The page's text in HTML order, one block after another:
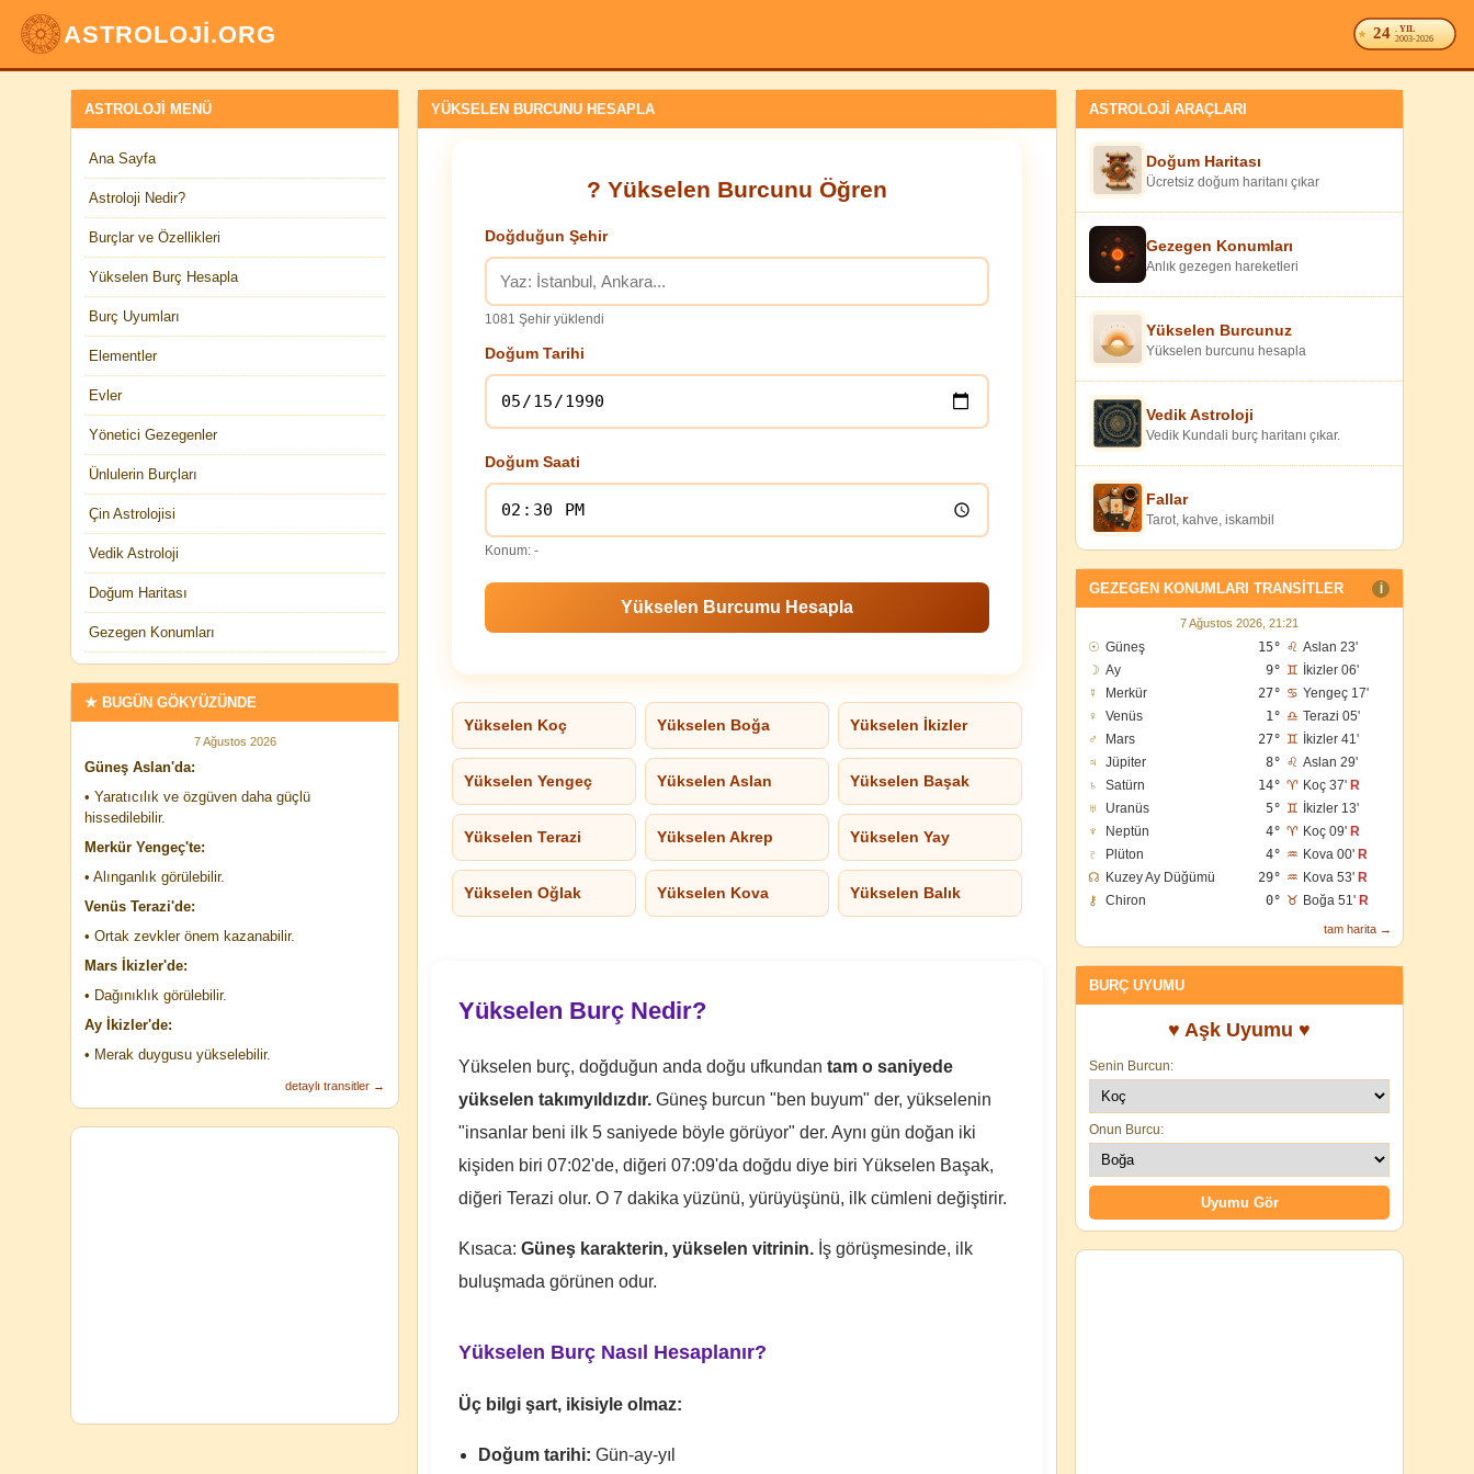
ASTROLOJİ.ORG 24 . YIL
2003-2026
ASTROLOJI MENÜ
Ana Sayfa
Astroloji Nedir?
Burçlar ve Özellikleri
Yükselen Burç Hesapla
Burç Uyumları
Elementler
Evler
Yönetici Gezegenler
Ünlulerin Burçları
Çin Astrolojisi
Vedik Astroloji
Doğum Haritası
Gezegen Konumları
★ BUGÜN GÖKYÜZÜNDE
7 Ağustos 2026
Güneş Aslan'da:
• Yaratıcılık ve özgüven daha güçlü
hissedilebilir.
Merkür Yengeç'te:
• Alınganlık görülebilir.
Venüs Terazi'de:
• Ortak zevkler önem kazanabilir.
Mars İkizler'de:
• Dağınıklık görülebilir.
Ay İkizler'de:
• Merak duygusu yükselebilir.
detaylı transitler →
YÜKSELEN BURCUNU HESAPLA
? Yükselen Burcunu Öğren
Doğduğun Şehir
1081 Şehir yüklendi
Doğum Tarihi
Doğum Saati
Konum: -
Yükselen Koç Yükselen Boğa Yükselen İkizler
Yükselen Yengeç Yükselen Aslan Yükselen Başak
Yükselen Terazi Yükselen Akrep Yükselen Yay
Yükselen Oğlak Yükselen Kova Yükselen Balık
Yükselen Burç Nedir?
Yükselen burç, doğduğun anda doğu ufkundan tam o saniyede
yükselen takımyıldızdır. Güneş burcun "ben buyum" der, yükselenin
"insanlar beni ilk 5 saniyede böyle görüyor" der. Aynı gün doğan iki
kişiden biri 07:02'de, diğeri 07:09'da doğdu diye biri Yükselen Başak,
diğeri Terazi olur. O 7 dakika yüzünü, yürüyüşünü, ilk cümleni değiştirir.
Kısaca: Güneş karakterin, yükselen vitrinin. İş görüşmesinde, ilk
buluşmada görünen odur.
Yükselen Burç Nasıl Hesaplanır?
Üç bilgi şart, ikisiyle olmaz:
Doğum tarihi: Gün-ay-yıl
ASTROLOJİ ARAÇLARI
Doğum Haritası
Ücretsiz doğum haritanı çıkar
Gezegen Konumları
Anlık gezegen hareketleri
Yükselen Burcunuz
Yükselen burcunu hesapla
Vedik Astroloji
Vedik Kundali burç haritanı çıkar.
Fallar
Tarot, kahve, iskambil
GEZEGEN KONUMLARI TRANSITLER I
7 Ağustos 2026, 21:21
☉ Güneş 15° ♌ Aslan 23'
☽ Ay 9° ♊
İkizler 06'
☿
Merkür 27° ♋ Yengeç 17'
♀
Venüs 1° ♎ Terazi 05'
♂
Mars 27° ♊
İkizler 41'
♃
Jüpiter 8° ♌ Aslan 29'
♄
Satürn 14° ♈ Koç 37' R
♅
Uranüs 5° ♊
İkizler 13'
♆
Neptün 4° ♈ Koç 09' R
♇
Plüton 4° ♒ Kova 00' R
☊ Kuzey Ay Düğümü 29° ♒ Kova 53' R
⚷
Chiron 0° ♉ Boğa 51' R
tam harita →
BURÇ UYUMU
♥ Aşk Uyumu ♥
Senin Burcun:
Onun Burcu: